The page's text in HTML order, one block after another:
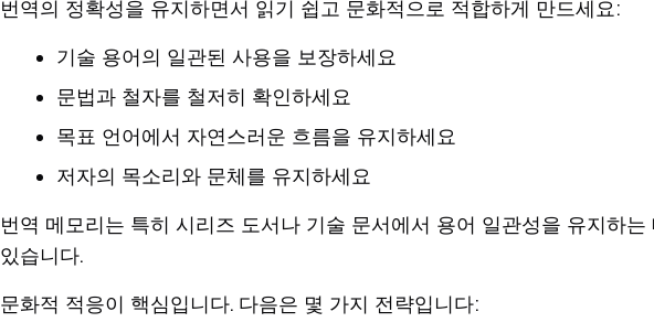
번역의 정확성을 유지하면서 읽기 쉽고 문화적으로 적합하게 만드세요:
기술 용어의 일관된 사용을 보장하세요
문법과 철자를 철저히 확인하세요
목표 언어에서 자연스러운 흐름을 유지하세요
저자의 목소리와 문체를 유지하세요
번역 메모리는 특히 시리즈 도서나 기술 문서에서 용어 일관성을 유지하는
있습니다.
문화적 적응이 핵심입니다. 다음은 몇 가지 전략입니다: